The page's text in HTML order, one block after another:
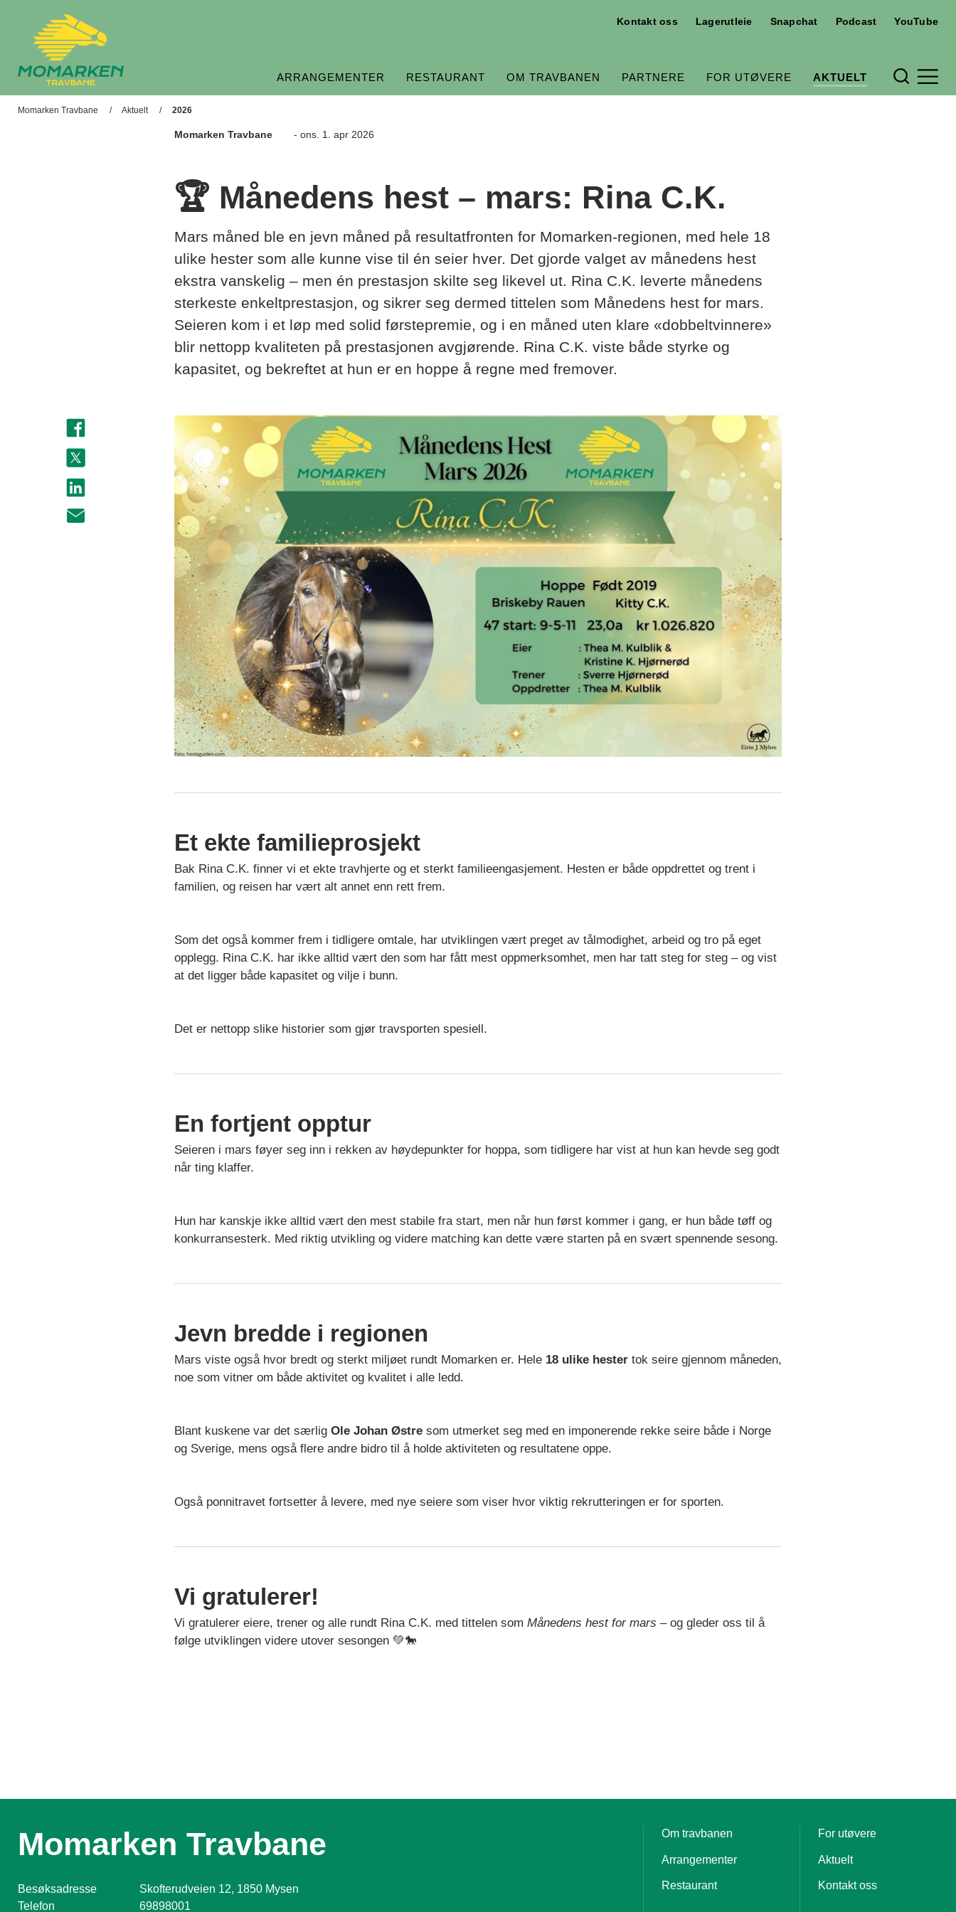
Kontakt oss Lagerutleie Snapchat Podcast YouTube
ARRANGEMENTER RESTAURANT OM TRAVBANEN PARTNERE FOR UTØVERE AKTUELT
Momarken Travbane Aktuelt 2026
Momarken Travbane - ons. 1. apr 2026
🏆 Månedens hest – mars: Rina C.K.
Mars måned ble en jevn måned på resultatfronten for Momarken-regionen, med hele 18
ulike hester som alle kunne vise til én seier hver. Det gjorde valget av månedens hest
ekstra vanskelig – men én prestasjon skilte seg likevel ut. Rina C.K. leverte månedens
sterkeste enkeltprestasjon, og sikrer seg dermed tittelen som Månedens hest for mars.
Seieren kom i et løp med solid førstepremie, og i en måned uten klare «dobbeltvinnere»
blir nettopp kvaliteten på prestasjonen avgjørende. Rina C.K. viste både styrke og
kapasitet, og bekreftet at hun er en hoppe å regne med fremover.
Et ekte familieprosjekt
Bak Rina C.K. finner vi et ekte travhjerte og et sterkt familieengasjement. Hesten er både oppdrettet og trent i
familien, og reisen har vært alt annet enn rett frem.
Som det også kommer frem i tidligere omtale, har utviklingen vært preget av tålmodighet, arbeid og tro på eget
opplegg. Rina C.K. har ikke alltid vært den som har fått mest oppmerksomhet, men har tatt steg for steg – og vist
at det ligger både kapasitet og vilje i bunn.
Det er nettopp slike historier som gjør travsporten spesiell.
En fortjent opptur
Seieren i mars føyer seg inn i rekken av høydepunkter for hoppa, som tidligere har vist at hun kan hevde seg godt
når ting klaffer.
Hun har kanskje ikke alltid vært den mest stabile fra start, men når hun først kommer i gang, er hun både tøff og
konkurransesterk. Med riktig utvikling og videre matching kan dette være starten på en svært spennende sesong.
Jevn bredde i regionen
Mars viste også hvor bredt og sterkt miljøet rundt Momarken er. Hele 18 ulike hestertok seire gjennom måneden,
noe som vitner om både aktivitet og kvalitet i alle ledd.
Blant kuskene var det særlig Ole Johan Østresom utmerket seg med en imponerende rekke seire både i Norge
og Sverige, mens også flere andre bidro til å holde aktiviteten og resultatene oppe.
Også ponnitravet fortsetter å levere, med nye seiere som viser hvor viktig rekrutteringen er for sporten.
Vi gratulerer!
Vi gratulerer eiere, trener og alle rundt Rina C.K. med tittelen som Månedens hest for mars – og gleder oss til å
følge utviklingen videre utover sesongen 💚🐎
Momarken Travbane
Besøksadresse
Skofterudveien 12, 1850 Mysen
Telefon
69898001
Om travbanen
Arrangementer
Restaurant
For utøvere
Aktuelt
Kontakt oss